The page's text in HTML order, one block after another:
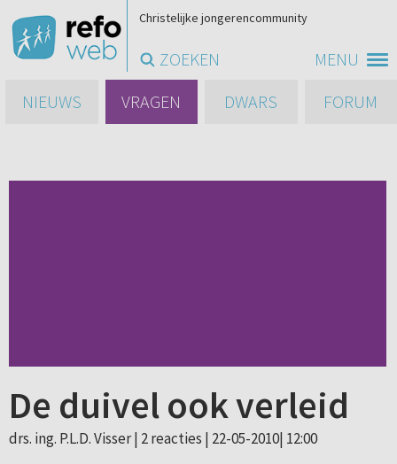
MENU
Christelijke jongerencommunity
ZOEKEN
NIEUWS
VRAGEN DWARS FORUM
De duivel ook verleid
drs. ing. P.L.D. Visser | 2 reacties | 22-05-2010| 12:00